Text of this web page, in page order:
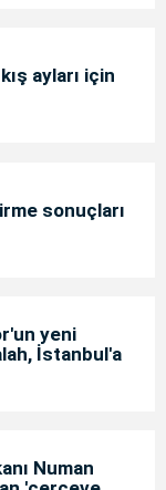
ayları için
sonuçları
yeni
İstanbul'a
Numan